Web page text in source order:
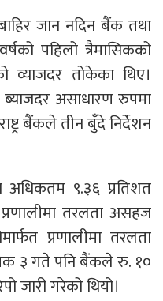
जान नदिन बैंक तथा
पहिलो त्रैमासिकको
तोकेका थिए।
असाधारण रुपमा
बैंकले तीन बुँदे निर्देशन
९.३६ प्रतिशत
तरलता असहज
प्रणालीमा तरलता
३ गते पनि बैंकले रु. १०
जारी गरेको थियो।